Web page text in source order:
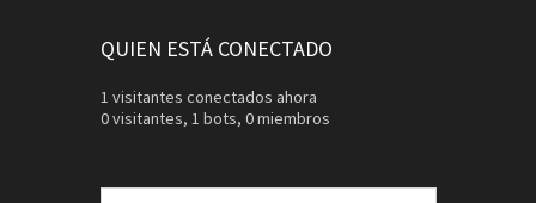
QUIEN ESTÁ CONECTADO
1 visitantes conectados ahora
0 visitantes, 1 bots, 0 miembros
Buscar: